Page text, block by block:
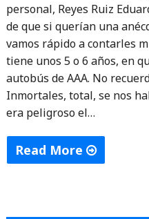
personal, Reyes Ruiz
de que si querían una
vamos rápido a contarles
tiene unos 5 o 6 años, en
autobús de AAA. No
Inmortales, total, se nos
era peligroso el…
Read More